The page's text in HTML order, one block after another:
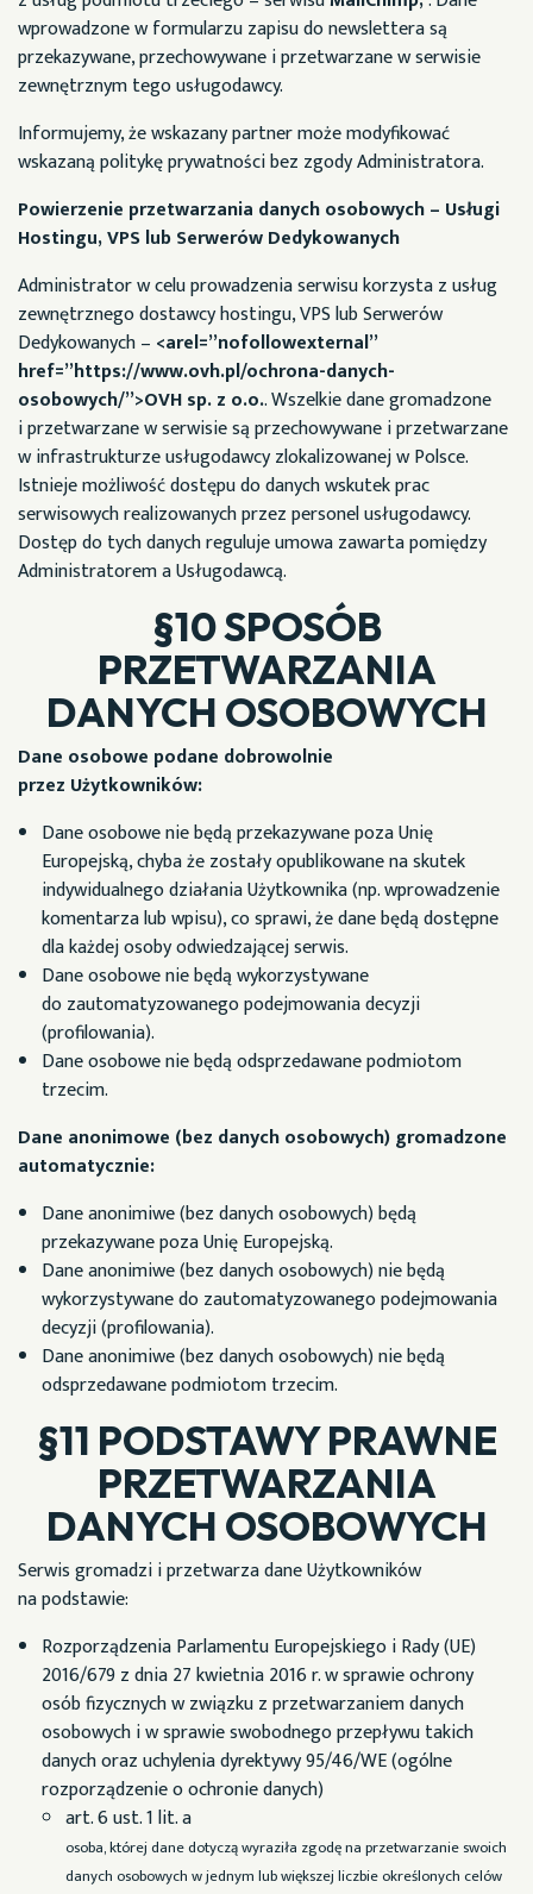
wprowadzone w formularzu zapisu do newslettera są
przekazywane, przechowywane i przetwarzane w serwisie
zewnętrznym tego usługodawcy.
Informujemy, że wskazany partner może modyfikować
wskazaną politykę prywatności bez zgody Administratora.
Powierzenie przetwarzania danych osobowych – Usługi
Hostingu, VPS lub Serwerów Dedykowanych
Administrator w celu prowadzenia serwisu korzysta z usług
zewnętrznego dostawcy hostingu, VPS lub Serwerów
Dedykowanych – <arel=”nofollowexternal”
href=”https://www.ovh.pl/ochrona-danych-
osobowych/”>OVH sp. z o.o.. Wszelkie dane gromadzone
i przetwarzane w serwisie są przechowywane i przetwarzane
w infrastrukturze usługodawcy zlokalizowanej w Polsce.
Istnieje możliwość dostępu do danych wskutek prac
serwisowych realizowanych przez personel usługodawcy.
Dostęp do tych danych reguluje umowa zawarta pomiędzy
Administratorem a Usługodawcą.
§10 SPOSÓB
PRZETWARZANIA
DANYCH OSOBOWYCH
Dane osobowe podane dobrowolnie
przez Użytkowników:
Dane osobowe nie będą przekazywane poza Unię
Europejską, chyba że zostały opublikowane na skutek
indywidualnego działania Użytkownika (np. wprowadzenie
komentarza lub wpisu), co sprawi, że dane będą dostępne
dla każdej osoby odwiedzającej serwis.
Dane osobowe nie będą wykorzystywane
do zautomatyzowanego podejmowania decyzji
(profilowania).
Dane osobowe nie będą odsprzedawane podmiotom
trzecim.
Dane anonimowe (bez danych osobowych) gromadzone
automatycznie:
Dane anonimiwe (bez danych osobowych) będą
przekazywane poza Unię Europejską.
Dane anonimiwe (bez danych osobowych) nie będą
wykorzystywane do zautomatyzowanego podejmowania
decyzji (profilowania).
Dane anonimiwe (bez danych osobowych) nie będą
odsprzedawane podmiotom trzecim.
§11 PODSTAWY PRAWNE
PRZETWARZANIA
DANYCH OSOBOWYCH
Serwis gromadzi i przetwarza dane Użytkowników
na podstawie:
Rozporządzenia Parlamentu Europejskiego i Rady (UE)
2016/679 z dnia 27 kwietnia 2016 r. w sprawie ochrony
osób fizycznych w związku z przetwarzaniem danych
osobowych i w sprawie swobodnego przepływu takich
danych oraz uchylenia dyrektywy 95/46/WE (ogólne
rozporządzenie o ochronie danych)
art. 6 ust. 1 lit. a
osoba, której dane dotyczą wyraziła zgodę na przetwarzanie swoich
danych osobowych w jednym lub większej liczbie określonych celów